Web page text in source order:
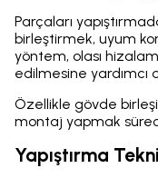
Parçaları
birleştirmek, uyum
yöntem, olası
edilmesine yardımcı
Özellikle gövde
montaj yapmak
Yapıştırma